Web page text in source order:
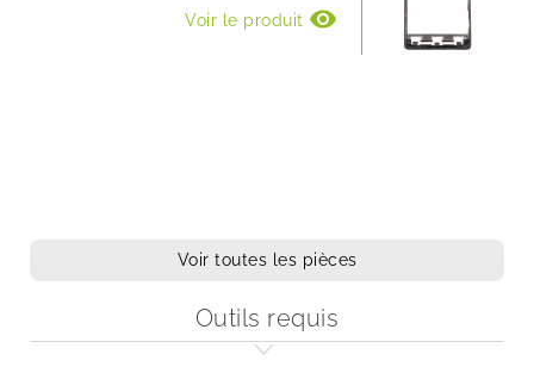
Voir le produit visibility
Voir toutes les pièces
Outils requis